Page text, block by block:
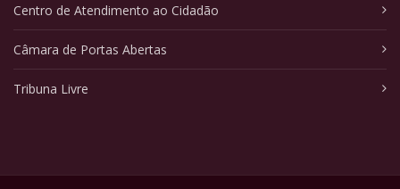
Centro de Atendimento ao Cidadão
Câmara de Portas Abertas
Tribuna Livre